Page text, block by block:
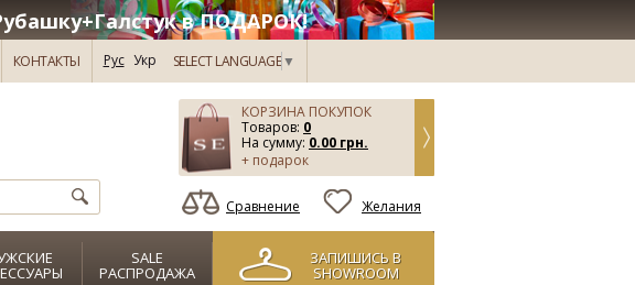
в ПОДАРОК!
КОНТАКТЫ Рус Укр SELECT LANGUAGE▼
КОРЗИНА ПОКУПОК
Товаров: 0
На сумму: 0.00 грн.
+ подарок
Сравнение Желания
SALE
РАСПРОДАЖА
ЗАПИШИСЬ В
SHOWROOM